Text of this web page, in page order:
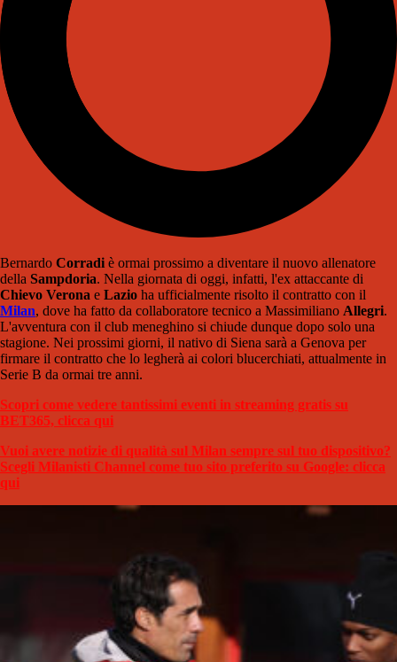
Bernardo Corradiè ormai prossimo a diventare il nuovo allenatore
della Sampdoria. Nella giornata di oggi, infatti, l'ex attaccante di
Chievo Verona e Lazio ha ufficialmente risolto il contratto con il
Milan, dove ha fatto da collaboratore tecnico a Massimiliano Allegri.
L'avventura con il club meneghino si chiude dunque dopo solo una
stagione. Nei prossimi giorni, il nativo di Siena sarà a Genova per
firmare il contratto che lo legherà ai colori blucerchiati, attualmente in
Serie B da ormai tre anni.
Scopri come vedere tantissimi eventi in streaming gratis su
BET365, clicca qui
Vuoi avere notizie di qualità sul Milan sempre sul tuo dispositivo?
Scegli Milanisti Channel come tuo sito preferito su Google: clicca
qui